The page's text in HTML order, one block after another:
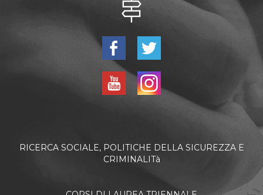
RICERCA SOCIALE, POLITICHE DELLA SICUREZZA E
CRIMINALITà